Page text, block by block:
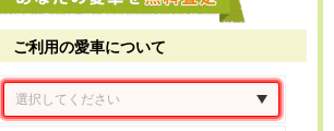
ご利用の愛車について